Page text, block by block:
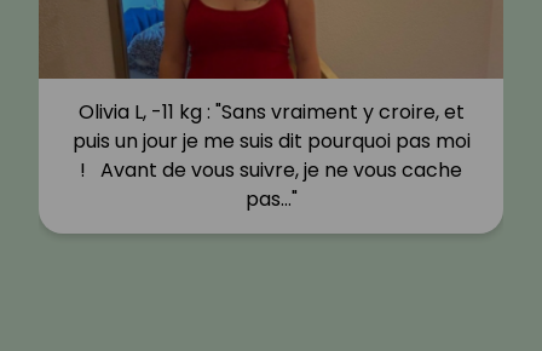
Olivia L, -11 kg : "Sans vraiment y croire, et
puis un jour je me suis dit pourquoi pas moi
! Avant de vous suivre, je ne vous cache
pas…"